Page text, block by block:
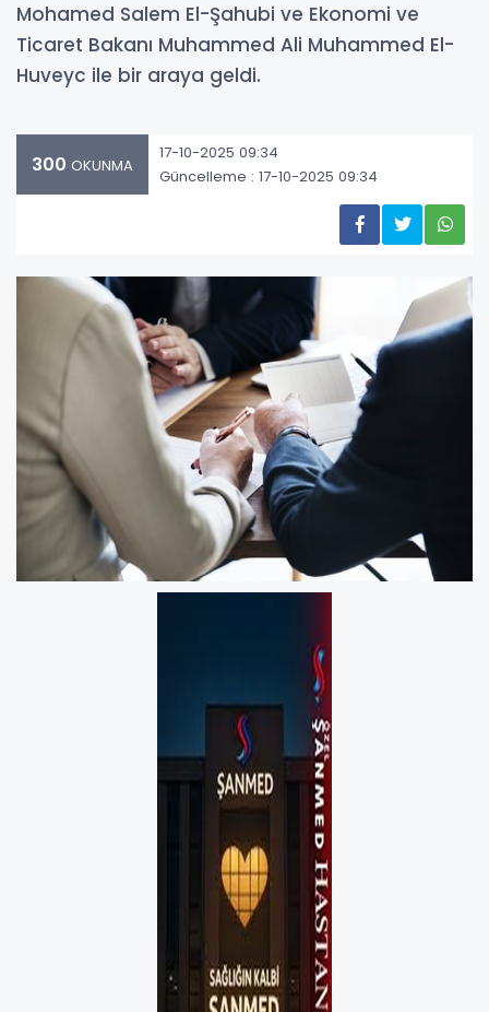
Mohamed Salem El-Şahubi ve Ekonomi ve
Ticaret Bakanı Muhammed Ali Muhammed El-
Huveyc ile bir araya geldi.
300 OKUNMA
17-10-2025 09:34
Güncelleme : 17-10-2025 09:34